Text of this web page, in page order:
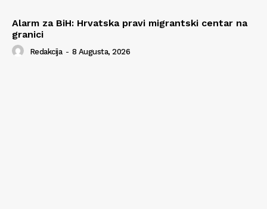
Alarm za BiH: Hrvatska pravi migrantski centar na
granici
Redakcija - 8 Augusta, 2026